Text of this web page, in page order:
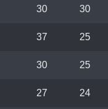
30 30
37 25
30 25
27 24